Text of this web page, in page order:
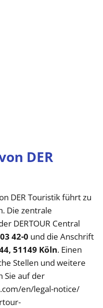
DER
DER Touristik führt zu
Die zentrale
DERTOUR Central
42-0 und die Anschrift
51149 Köln. Einen
Stellen und weitere
Sie auf der
en/legal-notice/